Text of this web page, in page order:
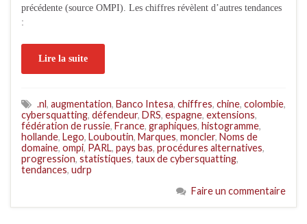
précédente (source OMPI). Les chiffres révèlent d’autres tendances
:
Lire la suite
.nl, augmentation, Banco Intesa, chiffres, chine, colombie,
cybersquatting, défendeur, DRS, espagne, extensions,
fédération de russie, France, graphiques, histogramme,
hollande, Lego, Louboutin, Marques, moncler, Noms de
domaine, ompi, PARL, pays bas, procédures alternatives,
progression, statistiques, taux de cybersquatting,
tendances, udrp
Faire un commentaire